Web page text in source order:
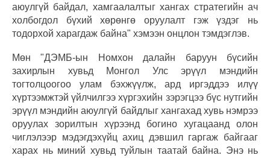
аюулгүй байдал, хамгаалалтыг хангах стратегийн ач
холбогдол бүхий хөрөнгө оруулалт гэж үздэг нь
тодорхой харагдаж байна" хэмээн онцлон тэмдэглэв.
Мөн "ДЭМБ-ын Номхон далайн баруун бүсийн
захирлын хувьд Монгол Улс эрүүл мэндийн
тогтолцоогоо улам бэхжүүлж, ард иргэддээ илүү
хүртээмжтэй үйлчилгээ хүргэхийн зэрэгцээ бүс нутгийн
эрүүл мэндийн аюулгүй байдлыг хангахад хувь нэмрээ
оруулах зорилтын хүрээнд богино хугацаанд олон
чиглэлээр мэдэгдэхүйц ахиц дэвшил гаргаж байгааг
харах нь миний хувьд туйлын таатай байна. Энэ нь